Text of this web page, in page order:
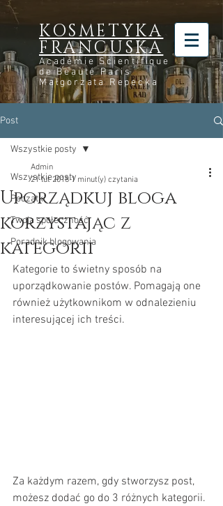
KOSMETYKA
FRANCUSKA
Académie Scientifique
de Beauté Paris
Małgorzata Repecka
Post
Wszystkie posty
Początki
Twoja społeczność
Poradnik blogowania
Wszystkie posty
Uporządkuj bloga
korzystając z
kategorii
Admin
21 lut 2018 1 minut(y) czytania
Kategorie to świetny sposób na
uporządkowanie postów. Pomagają one
również użytkownikom w odnalezieniu
interesującej ich treści.
Za każdym razem, gdy stworzysz post,
możesz dodać go do 3 różnych kategorii.